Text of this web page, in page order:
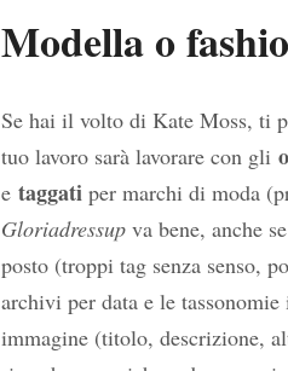
Modella o
Se hai il volto di Kate Moss, ti
tuo lavoro sarà lavorare con gli
e taggati per marchi di moda
Gloriadressup va bene, anche
posto (troppi tag senza senso,
archivi per data e le
immagine (titolo, descrizione,